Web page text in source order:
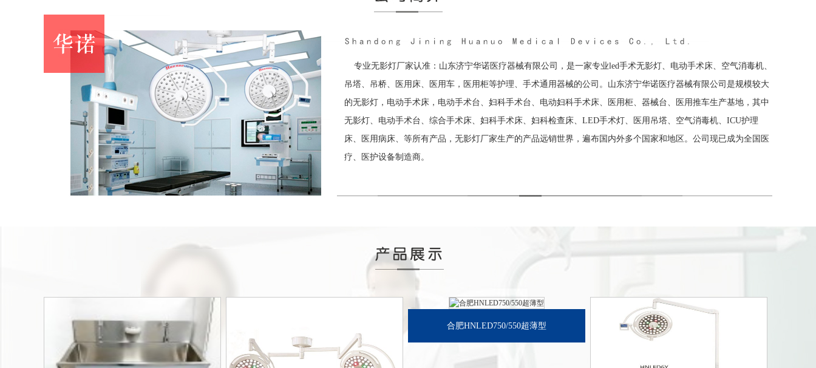
专业无影灯厂家认准：山东济宁华诺医疗器械有限公司，是一家专业led手术无影灯、电动手术床、空气消毒机、
吊塔、吊桥、医用床、医用车，医用柜等护理、手术通用器械的公司。山东济宁华诺医疗器械有限公司是规模较大
的无影灯，电动手术床，电动手术台、妇科手术台、电动妇科手术床、医用柜、器械台、医用推车生产基地，其中
无影灯、电动手术台、综合手术床、妇科手术床、妇科检查床、LED手术灯、医用吊塔、空气消毒机、ICU护理
床、医用病床、等所有产品，无影灯厂家生产的产品远销世界，遍布国内外多个国家和地区。公司现已成为全国医
疗、医护设备制造商。
了解详情+ 了解详情+
合肥HNLED750/550超薄型
了解详情+